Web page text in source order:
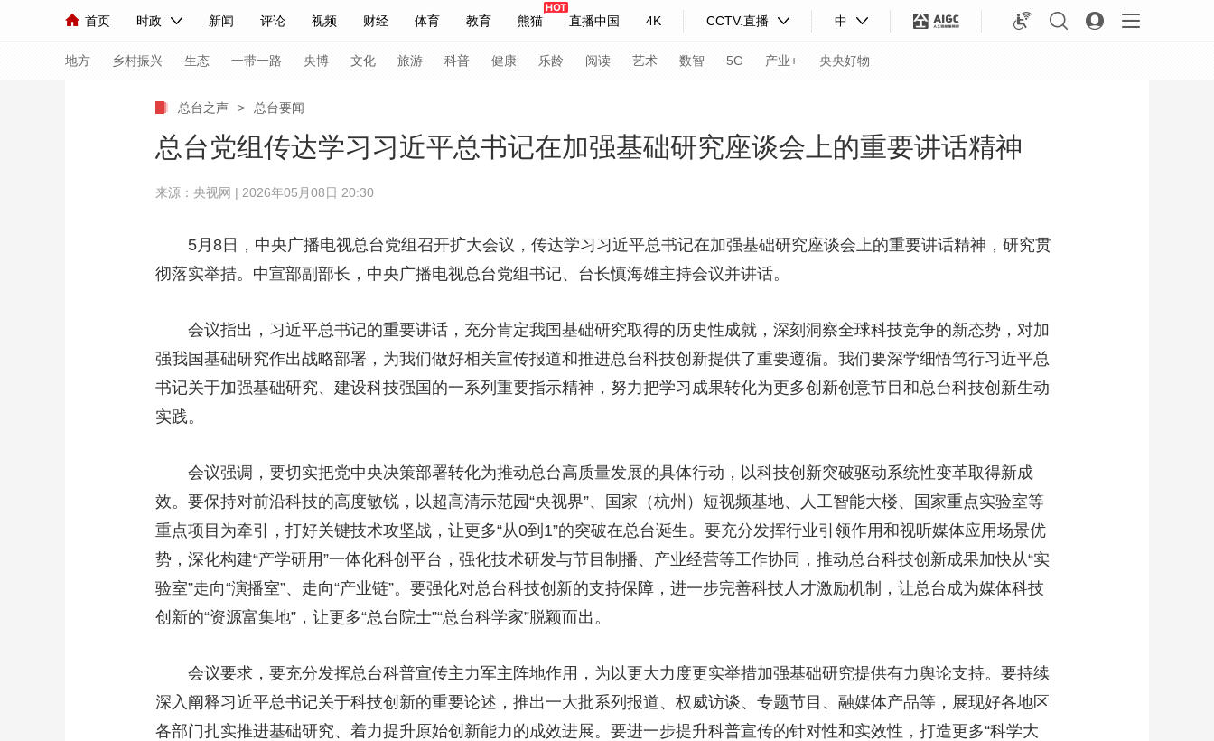
首页 时政 新闻 评论 视频 财经 体育 教育 熊猫 直播中国 4K CCTV.直播 中
人民领袖习近平 联播+ 中国领导人 央视快评 习式妙语 热解读 天天学习
直播 栏目大全 节目单 听音 微视频 主持人 下载央视影音
海外频道 iPanda English Монгол
地方 乡村振兴 生态 一带一路 央博 文化 旅游 科普 健康 乐龄 阅读 艺术 数智 5G 产业+ 央央好物
人民领袖习近平 联播+ 热解读 天天学习 习式妙语 央视快评 央视网评 光华锐评 锋面
小央视频 小央直播 直播中国 熊猫频道 VR/AR 4K专区 全景新闻
直播 竞猜 2026年世界杯 2026年冬奥会 CBA NBA 中超 国足 国际足球 网球 综合体育 亚冬会
CCTV奥林匹克频道 生活体育大会 体育江湖 文化体育 冰雪道路 足球道路
大国展会 大国保险 云顶对话 云起 超级工厂 智敬中国 全民健康 颜选攻略 海洋 时尚 天气 才艺 网展 央央好物
CCTV.节目官网 直播 节目单 栏目 片库 热播榜 总台企业白名单
总台之声 > 总台要闻
总台党组传达学习习近平总书记在加强基础研究座谈会上的重要讲话精神
来源：央视网 | 2026年05月08日 20:30
5月8日，中央广播电视总台党组召开扩大会议，传达学习习近平总书记在加强基础研究座谈会上的重要讲话精神，研究贯
彻落实举措。中宣部副部长，中央广播电视总台党组书记、台长慎海雄主持会议并讲话。
会议指出，习近平总书记的重要讲话，充分肯定我国基础研究取得的历史性成就，深刻洞察全球科技竞争的新态势，对加
强我国基础研究作出战略部署，为我们做好相关宣传报道和推进总台科技创新提供了重要遵循。我们要深学细悟笃行习近平总
书记关于加强基础研究、建设科技强国的一系列重要指示精神，努力把学习成果转化为更多创新创意节目和总台科技创新生动
实践。
会议强调，要切实把党中央决策部署转化为推动总台高质量发展的具体行动，以科技创新突破驱动系统性变革取得新成
效。要保持对前沿科技的高度敏锐，以超高清示范园“央视界”、国家（杭州）短视频基地、人工智能大楼、国家重点实验室等
重点项目为牵引，打好关键技术攻坚战，让更多“从0到1”的突破在总台诞生。要充分发挥行业引领作用和视听媒体应用场景优
势，深化构建“产学研用”一体化科创平台，强化技术研发与节目制播、产业经营等工作协同，推动总台科技创新成果加快从“实
验室”走向“演播室”、走向“产业链”。要强化对总台科技创新的支持保障，进一步完善科技人才激励机制，让总台成为媒体科技
创新的“资源富集地”，让更多“总台院士”“总台科学家”脱颖而出。
会议要求，要充分发挥总台科普宣传主力军主阵地作用，为以更大力度更实举措加强基础研究提供有力舆论支持。要持续
深入阐释习近平总书记关于科技创新的重要论述，推出一大批系列报道、权威访谈、专题节目、融媒体产品等，展现好各地区
各部门扎实推进基础研究、着力提升原始创新能力的成效进展。要进一步提升科普宣传的针对性和实效性，打造更多“科学大